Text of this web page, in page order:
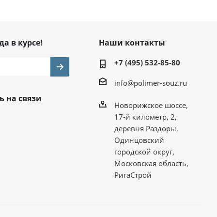
в курсе!
на связи
Наши контакты
+7 (495) 532-85-80
info@polimer-souz.ru
Новорижское шоссе,
17-й километр, 2,
деревня Раздоры,
Одинцовский
городской округ,
Московская область,
РигаСтрой